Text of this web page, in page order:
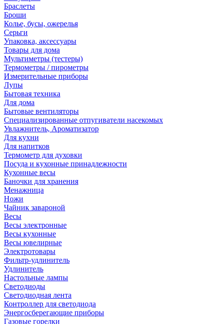
Браслеты
Броши
Колье, бусы, ожерелья
Серьги
Упаковка, аксессуары
Товары для дома
Мультиметры (тестеры)
Термометры / пирометры
Измерительные приборы
Лупы
Бытовая техника
Для дома
Бытовые вентиляторы
Специализированные отпугиватели насекомых
Увлажнитель, Ароматизатор
Для кухни
Для напитков
Термометр для духовки
Посуда и кухонные принадлежности
Кухонные весы
Баночки для хранения
Менажница
Ножи
Чайник завароной
Весы
Весы электронные
Весы кухонные
Весы ювелирные
Электротовары
Фильтр-удлинитель
Удлинитель
Настольные лампы
Светодиоды
Светодиодная лента
Контроллер для светодиода
Энергосберегающие приборы
Газовые горелки